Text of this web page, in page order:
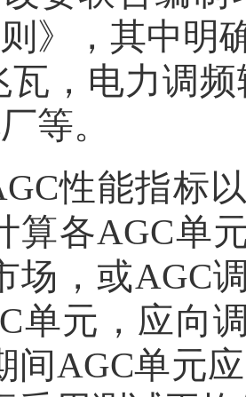
》，其中明
瓦，电力调
等。
性能指标
算各AGC单
场，或AGC
单元，应向
间AGC单元